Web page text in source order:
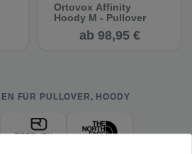
Ortovox Affinity
Hoody M - Pullover
ab 98,95 €
FÜR PULLOVER, HOODY